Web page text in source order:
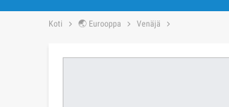
Koti 🌏 Eurooppa Venäjä